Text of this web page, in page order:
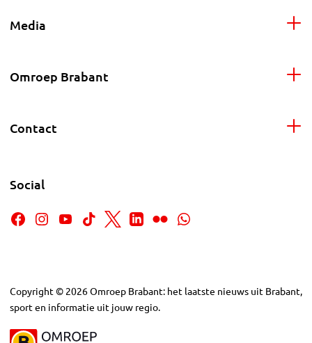
Media
Omroep Brabant
Contact
Social
Copyright © 2026Omroep Brabant: het laatste nieuws uit Brabant,
sport en informatie uit jouw regio.